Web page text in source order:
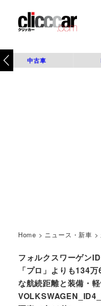
中古車
Home > ニュース・新車 >
フォルクスワーゲン
「プロ」よりも134
な航続距離と装備・